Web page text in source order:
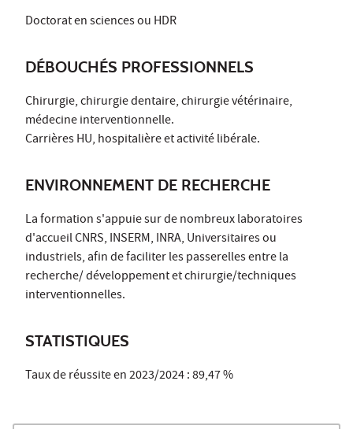
Doctorat en sciences ou HDR
DÉBOUCHÉS PROFESSIONNELS
Chirurgie, chirurgie dentaire, chirurgie vétérinaire,
médecine interventionnelle.
Carrières HU, hospitalière et activité libérale.
ENVIRONNEMENT DE RECHERCHE
La formation s'appuie sur de nombreux laboratoires
d'accueil CNRS, INSERM, INRA, Universitaires ou
industriels, afin de faciliter les passerelles entre la
recherche/ développement et chirurgie/techniques
interventionnelles.
STATISTIQUES
Taux de réussite en 2023/2024 : 89,47 %